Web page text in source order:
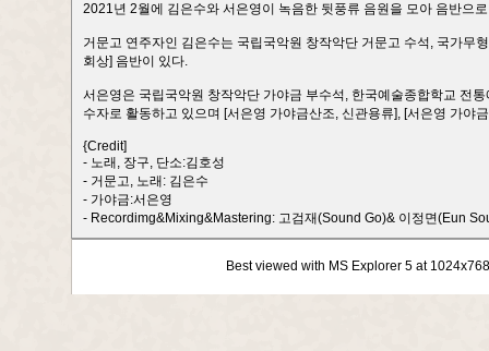
2021년 2월에 김은수와 서은영이 녹음한 뒷풍류 음원을 모아 음반으
거문고 연주자인 김은수는 국립국악원 창작악단 거문고 수석, 국가무
회상] 음반이 있다.
서은영은 국립국악원 창작악단 가야금 부수석, 한국예술종합학교 전
수자로 활동하고 있으며 [서은영 가야금산조, 신관용류], [서은영 가야
{Credit]
- 노래, 장구, 단소:김호성
- 거문고, 노래: 김은수
- 가야금:서은영
- Recordimg&Mixing&Mastering: 고검재(Sound Go)& 이정면(Eun
Best viewed with MS Explorer 5 at